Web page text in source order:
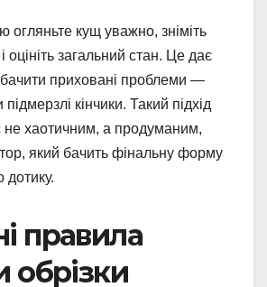
огляньте кущ уважно, зніміть
оцініть загальний стан. Це дає
приховані проблеми —
кінчики. Такий підхід
не хаотичним, а продуманим,
який бачить фінальну форму
правила
обрізки